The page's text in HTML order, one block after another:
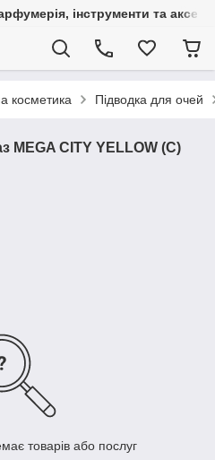
інструменти та
косметика Підводка для очей
MEGA CITY YELLOW (C)
товарів або послуг